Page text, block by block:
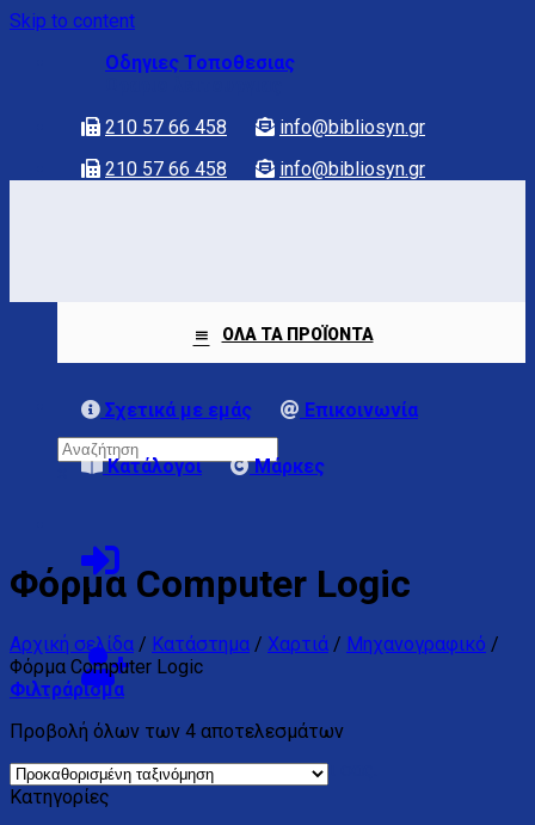
Skip to content
Οδηγιες Τοποθεσιας
210 57 66 458
info@bibliosyn.gr
210 57 66 458
info@bibliosyn.gr
Κανένα προϊόν στο καλάθι σας.
ΟΛΑ ΤΑ ΠΡΟΪΟΝΤΑ
Σχετικά με εμάς Επικοινωνία
Κατάλογοι Μάρκες
Φόρμα Computer Logic
Αρχική σελίδα / Κατάστημα / Χαρτιά / Μηχανογραφικό /
Φόρμα Computer Logic
Φιλτράρισμα
Προβολή όλων των 4 αποτελεσμάτων
Κατηγορίες